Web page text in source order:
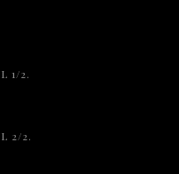
1/2.
2/2.